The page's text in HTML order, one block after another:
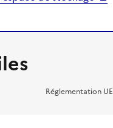
Réglementation UE